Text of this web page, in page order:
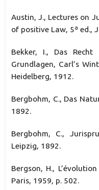
Austin, J., Lectures on
of positive Law, 5ª ed.,
Bekker, I., Das Recht
Grundlagen, Carl’s
Heidelberg, 1912.
Bergbohm, C., Das
1892.
Bergbohm, C.,
Leipzig, 1892.
Bergson, H.,
Paris, 1959, p. 502.